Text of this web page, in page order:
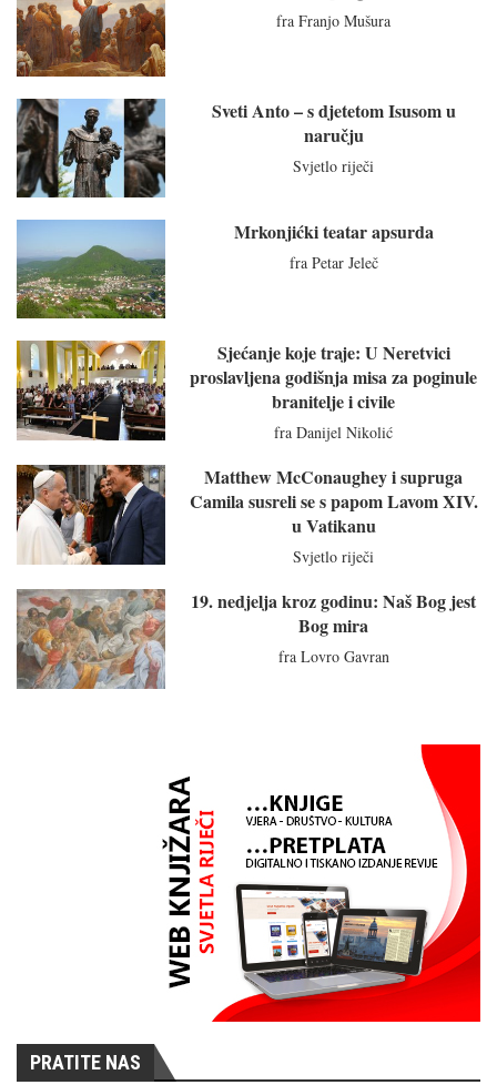
fra Franjo Mušura
Sveti Anto – s djetetom Isusom u
naručju
Svjetlo riječi
Mrkonjićki teatar apsurda
fra Petar Jeleč
Sjećanje koje traje: U Neretvici
proslavljena godišnja misa za poginule
branitelje i civile
fra Danijel Nikolić
Matthew McConaughey i supruga
Camila susreli se s papom Lavom XIV.
u Vatikanu
Svjetlo riječi
19. nedjelja kroz godinu: Naš Bog jest
Bog mira
fra Lovro Gavran
PRATITE NAS